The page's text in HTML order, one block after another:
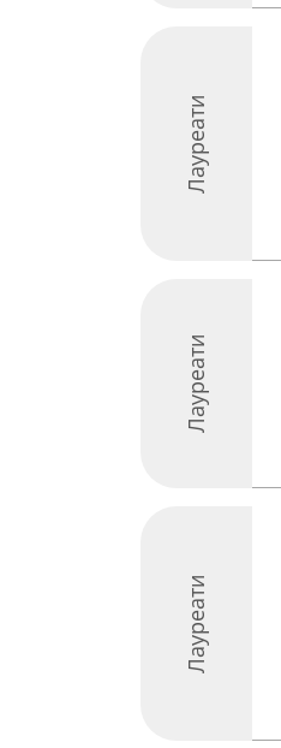
Лауреати
Лауреати
Лауреати